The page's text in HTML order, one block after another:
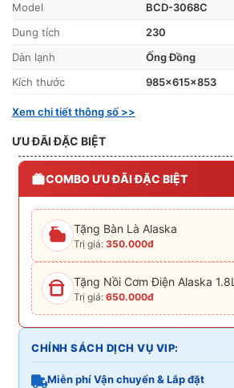
Model
BCD-3068C
Dung tích
230
Dàn lạnh
Ống Đồng
Kích thước
985x615x853
Xem chi tiết thông số >>
ƯU ĐÃI ĐẶC BIỆT
COMBO ƯU ĐÃI ĐẶC BIỆT
Tặng Bàn Là Alaska
Trị giá: 350.000đ
Tặng Nồi Cơm Điện Alaska 1.8L
Trị giá: 650.000đ
CHÍNH SÁCH DỊCH VỤ VIP:
Miễn phí Vận chuyển & Lắp đặt